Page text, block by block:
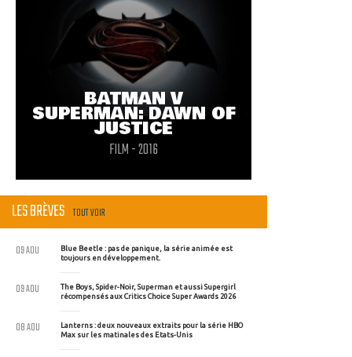
BATMAN V
SUPERMAN: DAWN OF
JUSTICE
FILM - 2016
LES BRÈVES TOUT VOIR
Blue Beetle : pas de panique, la série animée est
toujours en développement.
09 AOU
The Boys, Spider-Noir, Superman et aussi Supergirl
récompensés aux Critics Choice Super Awards 2026
09 AOU
Lanterns : deux nouveaux extraits pour la série HBO
Max sur les matinales des Etats-Unis
08 AOU